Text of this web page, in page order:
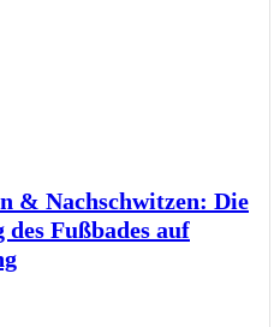
& Nachschwitzen: Die
Fußbades auf